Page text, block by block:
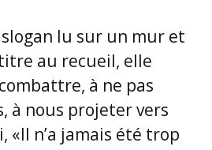
slogan lu sur un mur et
au recueil, elle
à ne pas
à nous projeter vers
«Il n’a jamais été trop